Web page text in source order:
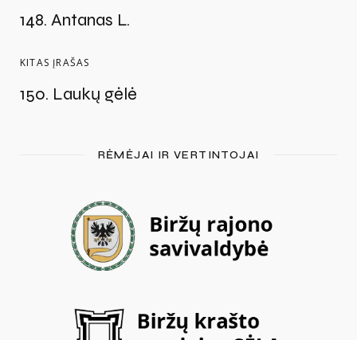
148. Antanas L.
KITAS ĮRAŠAS
150. Laukų gėlė
RĖMĖJAI IR VERTINTOJAI